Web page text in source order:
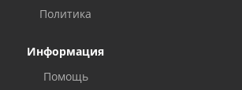
Политика
Информация
Помощь